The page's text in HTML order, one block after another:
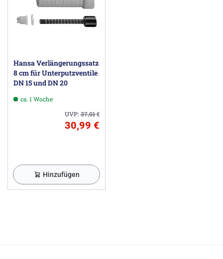
Hansa Verlängerungssatz
8 cm für Unterputzventile
DN 15 und DN 20
ca. 1 Woche
UVP:37,01€
30,99 €
Hinzufügen